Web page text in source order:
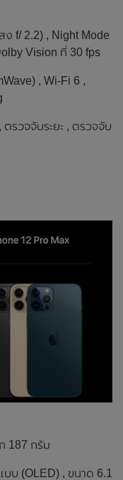
f/ 2.2) , Night Mode
Vision ที่ 30 fps
, Wi‑Fi 6 ,
ตรวจจับระยะ , ตรวจจับ
187 กรัม
บ (OLED) , ขนาด 6.1